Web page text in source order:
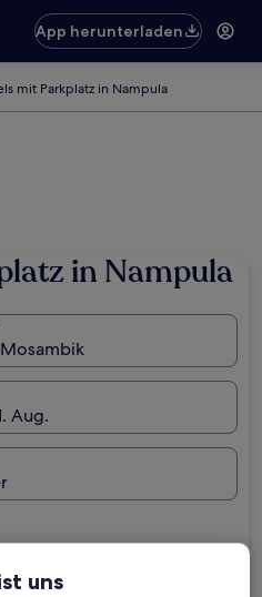
App herunterladen
mit Parkplatz in Nampula
in Nampula
Aug.
uns